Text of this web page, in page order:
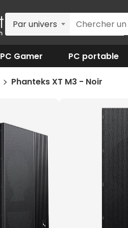
Par univers
PC Gamer PC portable
Phanteks XT M3 - Noir